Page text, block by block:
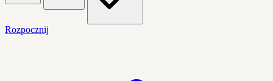
Rozpocznij